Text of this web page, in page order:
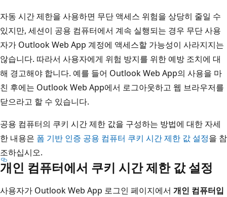
자동 시간 제한을 사용하면 무단 액세스 위험을 상당히 줄일 수
있지만, 세션이 공용 컴퓨터에서 계속 실행되는 경우 무단 사용
자가 Outlook Web App 계정에 액세스할 가능성이 사라지지는
않습니다. 따라서 사용자에게 위험 방지를 위한 예방 조치에 대
해 경고해야 합니다. 예를 들어 Outlook Web App의 사용을 마
친 후에는 Outlook Web App에서 로그아웃하고 웹 브라우저를
닫으라고 할 수 있습니다.
공용 컴퓨터의 쿠키 시간 제한 값을 구성하는 방법에 대한 자세
한 내용은 폼 기반 인증 공용 컴퓨터 쿠키 시간 제한 값 설정을 참
조하십시오.
개인 컴퓨터에서 쿠키 시간 제한 값 설정
사용자가 Outlook Web App 로그인 페이지에서 개인 컴퓨터입